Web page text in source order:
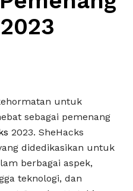
untuk
sebagai pemenang
2023. SheHacks
didedikasikan untuk
berbagai aspek,
teknologi, dan